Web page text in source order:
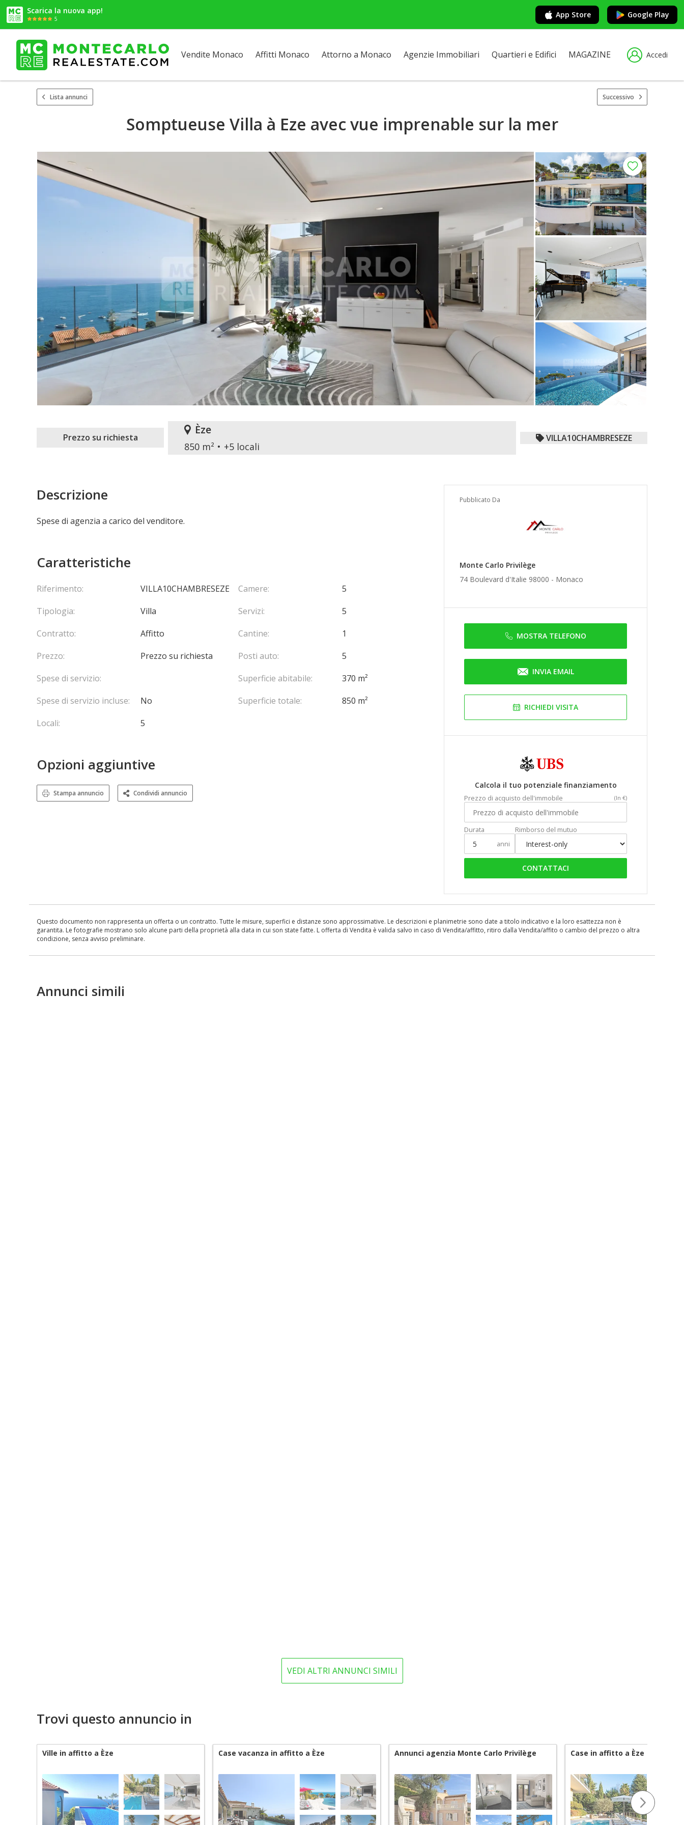
Scarica la nuova app!
5 App Store Google Play
Vendite Monaco Affitti Monaco Attorno a Monaco Agenzie Immobiliari Quartieri e Edifici MAGAZINE Accedi
Lista annunci Successivo
Somptueuse Villa à Eze avec vue imprenable sur la mer
Prezzo su richiesta
Èze
850 m² +5 locali
VILLA10CHAMBRESEZE
Pubblicato Da
Monte Carlo Privilège
74 Boulevard d'Italie 98000 - Monaco
MOSTRA TELEFONO
INVIA EMAIL
RICHIEDI VISITA
Calcola il tuo potenziale finanziamento
Prezzo di acquisto dell'immobile (In €)
Durata
anni
Rimborso del mutuo
CONTATTACI
Descrizione
Spese di agenzia a carico del venditore.
Caratteristiche
Riferimento:
VILLA10CHAMBRESEZE
Tipologia:
Villa
Contratto:
Affitto
Prezzo:
Prezzo su richiesta
Spese di servizio:
Spese di servizio incluse:
No
Locali:
5
Camere:
5
Servizi:
5
Cantine:
1
Posti auto:
5
Superficie abitabile:
370 m²
Superficie totale:
850 m²
Opzioni aggiuntive
Stampa annuncio Condividi annuncio
Questo documento non rappresenta un offerta o un contratto. Tutte le misure, superfici e distanze sono approssimative. Le descrizioni e planimetrie sono date a titolo indicativo e la loro esattezza non è
garantita. Le fotografie mostrano solo alcune parti della proprietà alla data in cui son state fatte. L offerta di Vendita è valida salvo in caso di Vendita/affitto, ritiro dalla Vendita/affito o cambio del prezzo o altra
condizione, senza avviso preliminare.
Annunci simili
VEDI ALTRI ANNUNCI SIMILI
Trovi questo annuncio in
Ville in affitto a Èze Case vacanza in affitto a Èze Annunci agenzia Monte Carlo Privilège Case in affitto a Èze